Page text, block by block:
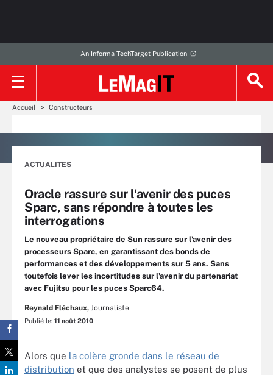
An Informa TechTarget Publication
Accueil Constructeurs
ACTUALITES
Oracle rassure sur l'avenir des puces
Sparc, sans répondre à toutes les
interrogations
Le nouveau propriétaire de Sun rassure sur l'avenir des
processeurs Sparc, en garantissant des bonds de
performances et des développements sur 5 ans. Sans
toutefois lever les incertitudes sur l'avenir du partenariat
avec Fujitsu pour les puces Sparc64.
Reynald Fléchaux, Journaliste
Publié le: 11 août 2010
Alors que la colère gronde dans le réseau de
distribution et que des analystes se posent de plus